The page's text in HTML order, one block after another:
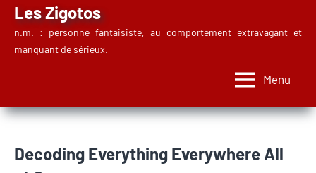
Les Zigotos
n.m. : personne fantaisiste, au comportement extravagant et
manquant de sérieux.
Menu
Decoding Everything Everywhere All